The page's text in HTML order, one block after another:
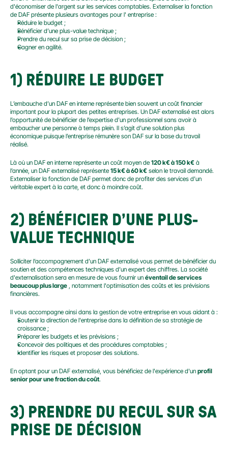
d'économiser de l'argent sur les services comptables. Externaliser la fonction
de DAF présente plusieurs avantages pour l' entreprise :
Réduire le budget ;
Bénéficier d’une plus-value technique ;
Prendre du recul sur sa prise de décision ;
Gagner en agilité.
1) RÉDUIRE LE BUDGET
L’embauche d’un DAF en interne représente bien souvent un coût financier
important pour la plupart des petites entreprises. Un DAF externalisé est alors
l’opportunité de bénéficier de l’expertise d’un professionnel sans avoir à
embaucher une personne à temps plein. Il s’agit d’une solution plus
économique puisque l’entreprise rémunère son DAF sur la base du travail
réalisé.
Là où un DAF en interne représente un coût moyen de 120 k€ à 150 k€ à
l’année, un DAF externalisé représente 15 k€ à 60 k€ selon le travail demandé.
Externaliser la fonction de DAF permet donc de profiter des services d’un
véritable expert à la carte, et donc à moindre coût.
2) BÉNÉFICIER D’UNE PLUS-
VALUE TECHNIQUE
Solliciter l’accompagnement d’un DAF externalisé vous permet de bénéficier du
soutien et des compétences techniques d’un expert des chiffres. La société
d'externalisation sera en mesure de vous fournir un éventail de services
beaucoup plus large , notamment l'optimisation des coûts et les prévisions
financières.
Il vous accompagne ainsi dans la gestion de votre entreprise en vous aidant à :
Soutenir la direction de l'entreprise dans la définition de sa stratégie de
croissance ;
Préparer les budgets et les prévisions ;
Concevoir des politiques et des procédures comptables ;
Identifier les risques et proposer des solutions.
En optant pour un DAF externalisé, vous bénéficiez de l'expérience d'un profil
senior pour une fraction du coût.
3) PRENDRE DU RECUL SUR SA
PRISE DE DÉCISION